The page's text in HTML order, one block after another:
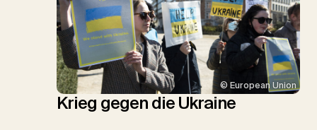
© European Union
Krieg gegen die Ukraine